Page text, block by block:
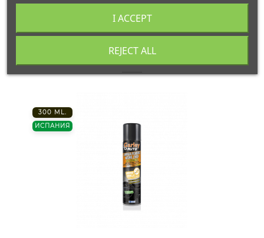
300 ML.
ИСПАНИЯ
REJECT ALL
I ACCEPT